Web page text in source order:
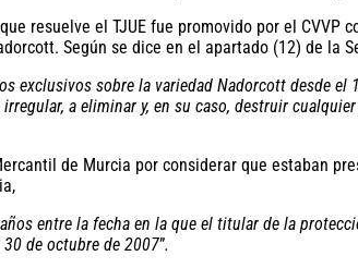
que resuelve el TJUE fue promovido por el CVVP
Según se dice en el apartado (12) de la
exclusivos sobre la variedad Nadorcott desde
a eliminar y, en su caso, destruir
de Murcia por considerar que estaban
entre la fecha en la que el titular de la
30 de octubre de 2007”.